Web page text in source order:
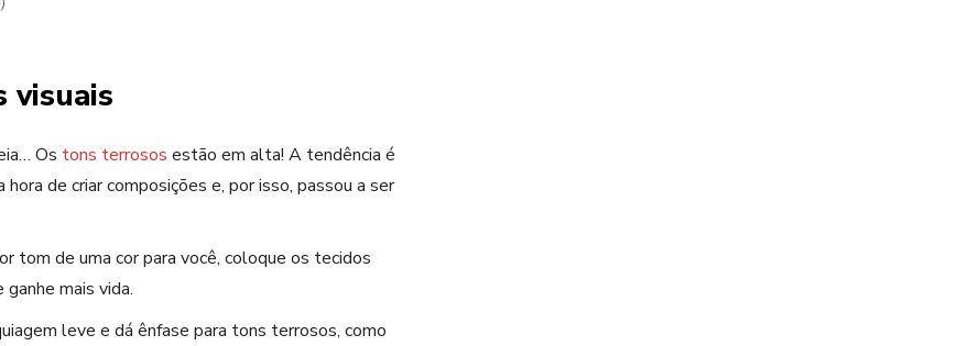
visuais
Os tons terrosos estão em alta! A tendência é
de criar composições e, por isso, passou a ser
tom de uma cor para você, coloque os tecidos
mais vida.
leve e dá ênfase para tons terrosos, como